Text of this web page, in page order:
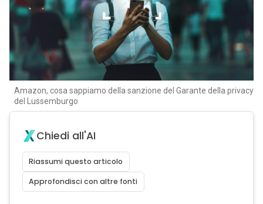
Amazon, cosa sappiamo della sanzione del Garante della privacy
del Lussemburgo
Chiedi all'AI
Riassumi questo articolo
Approfondisci con altre fonti